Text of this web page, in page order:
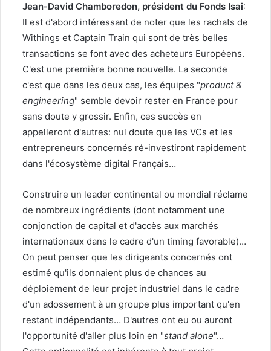
Jean-David Chamboredon, président du Fonds Isai:
Il est d'abord intéressant de noter que les rachats de
Withings et Captain Train qui sont de très belles
transactions se font avec des acheteurs Européens.
C'est une première bonne nouvelle. La seconde
c'est que dans les deux cas, les équipes "product &
engineering" semble devoir rester en France pour
sans doute y grossir. Enfin, ces succès en
appelleront d'autres: nul doute que les VCs et les
entrepreneurs concernés ré-investiront rapidement
dans l'écosystème digital Français…
Construire un leader continental ou mondial réclame
de nombreux ingrédients (dont notamment une
conjonction de capital et d'accès aux marchés
internationaux dans le cadre d'un timing favorable)…
On peut penser que les dirigeants concernés ont
estimé qu'ils donnaient plus de chances au
déploiement de leur projet industriel dans le cadre
d'un adossement à un groupe plus important qu'en
restant indépendants… D'autres ont eu ou auront
l'opportunité d'aller plus loin en "stand alone"…